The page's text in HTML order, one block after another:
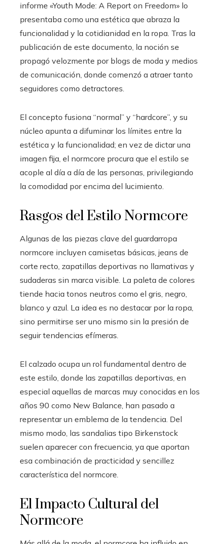
informe «Youth Mode: A Report on Freedom» lo
presentaba como una estética que abraza la
funcionalidad y la cotidianidad en la ropa. Tras la
publicación de este documento, la noción se
propagó velozmente por blogs de moda y medios
de comunicación, donde comenzó a atraer tanto
seguidores como detractores.
El concepto fusiona “normal” y “hardcore”, y su
núcleo apunta a difuminar los límites entre la
estética y la funcionalidad; en vez de dictar una
imagen fija, el normcore procura que el estilo se
acople al día a día de las personas, privilegiando
la comodidad por encima del lucimiento.
Rasgos del Estilo Normcore
Algunas de las piezas clave del guardarropa
normcore incluyen camisetas básicas, jeans de
corte recto, zapatillas deportivas no llamativas y
sudaderas sin marca visible. La paleta de colores
tiende hacia tonos neutros como el gris, negro,
blanco y azul. La idea es no destacar por la ropa,
sino permitirse ser uno mismo sin la presión de
seguir tendencias efímeras.
El calzado ocupa un rol fundamental dentro de
este estilo, donde las zapatillas deportivas, en
especial aquellas de marcas muy conocidas en los
años 90 como New Balance, han pasado a
representar un emblema de la tendencia. Del
mismo modo, las sandalias tipo Birkenstock
suelen aparecer con frecuencia, ya que aportan
esa combinación de practicidad y sencillez
característica del normcore.
El Impacto Cultural del
Normcore